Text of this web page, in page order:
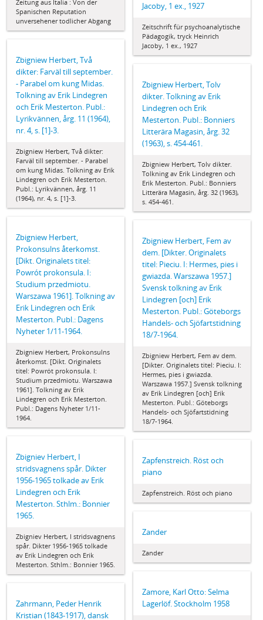
Zeitung aus Italia : Von der
Spanischen Reputation
unversehener todlicher Abgang
Jacoby, 1 ex., 1927
Zeitschrift für psychoanalytische
Pädagogik, tryck Heinrich
Jacoby, 1 ex., 1927
Zbigniew Herbert, Två
dikter: Farväl till september.
- Parabel om kung Midas.
Tolkning av Erik Lindegren
och Erik Mesterton. Publ.:
Lyrikvännen, årg. 11 (1964),
nr. 4, s. [1]-3.
Zbigniew Herbert, Två dikter:
Farväl till september. - Parabel
om kung Midas. Tolkning av Erik
Lindegren och Erik Mesterton.
Publ.: Lyrikvännen, årg. 11
(1964), nr. 4, s. [1]-3.
Zbigniew Herbert, Tolv
dikter. Tolkning av Erik
Lindegren och Erik
Mesterton. Publ.: Bonniers
Litterära Magasin, årg. 32
(1963), s. 454-461.
Zbigniew Herbert, Tolv dikter.
Tolkning av Erik Lindegren och
Erik Mesterton. Publ.: Bonniers
Litterära Magasin, årg. 32 (1963),
s. 454-461.
Zbigniew Herbert,
Prokonsulns återkomst.
[Dikt. Originalets titel:
Powrót prokonsula. I:
Studium przedmiotu.
Warszawa 1961]. Tolkning av
Erik Lindegren och Erik
Mesterton. Publ.: Dagens
Nyheter 1/11-1964.
Zbigniew Herbert, Prokonsulns
återkomst. [Dikt. Originalets
titel: Powrót prokonsula. I:
Studium przedmiotu. Warszawa
1961]. Tolkning av Erik
Lindegren och Erik Mesterton.
Publ.: Dagens Nyheter 1/11-
1964.
Zbigniew Herbert, Fem av
dem. [Dikter. Originalets
titel: Pieciu. I: Hermes, pies i
gwiazda. Warszawa 1957.]
Svensk tolkning av Erik
Lindegren [och] Erik
Mesterton. Publ.: Göteborgs
Handels- och Sjöfartstidning
18/7-1964.
Zbigniew Herbert, Fem av dem.
[Dikter. Originalets titel: Pieciu. I:
Hermes, pies i gwiazda.
Warszawa 1957.] Svensk tolkning
av Erik Lindegren [och] Erik
Mesterton. Publ.: Göteborgs
Handels- och Sjöfartstidning
18/7-1964.
Zbigniev Herbert, I
stridsvagnens spår. Dikter
1956-1965 tolkade av Erik
Lindegren och Erik
Mesterton. Sthlm.: Bonnier
1965.
Zbigniev Herbert, I stridsvagnens
spår. Dikter 1956-1965 tolkade
av Erik Lindegren och Erik
Mesterton. Sthlm.: Bonnier 1965.
Zapfenstreich. Röst och
piano
Zapfenstreich. Röst och piano
Zander
Zander
Zamore, Karl Otto: Selma
Lagerlöf. Stockholm 1958
Zahrmann, Peder Henrik
Kristian (1843-1917), dansk